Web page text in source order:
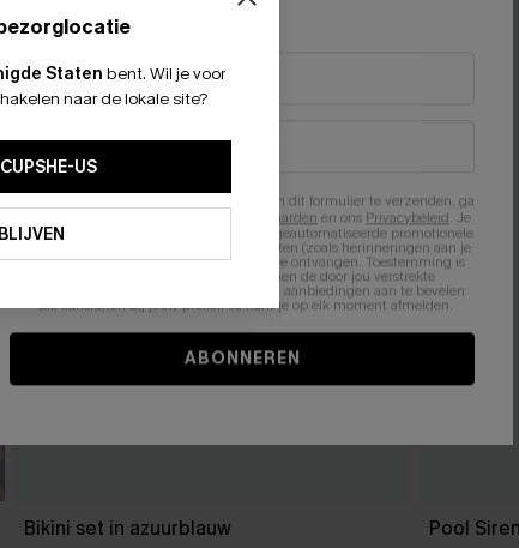
Bikini set in azuurblauw Pool
Staten bent. Wil je voor
naar de lokale site?
US
Door je contactgegevens in te vullen en dit formulier te verzenden, ga
Algemene Voorwaarden en ons Privacybeleid. Je
stemt er tevens mee in om herhaalde geautomatiseerde promotionele
en gepersonaliseerde marketingberichten (zoals herinneringen aan je
winkelwagen) en e-mails van Cupshe te ontvangen. Toestemming is
niet vereist voor een aankoop. We kunnen de door jou verstrekte
informatie gebruiken om producten en aanbiedingen aan te bevelen
die aansluiten bij jouw profiel. Je kunt je op elk moment afmelden.
ABONNEREN